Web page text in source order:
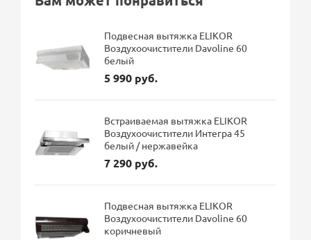
Подвесная вытяжка ELIKOR
Воздухоочистители Davoline 60
белый
5 990 руб.
Встраиваемая вытяжка ELIKOR
Воздухоочистители Интегра 45
белый / нержавейка
7 290 руб.
Подвесная вытяжка ELIKOR
Воздухоочистители Davoline 60
коричневый